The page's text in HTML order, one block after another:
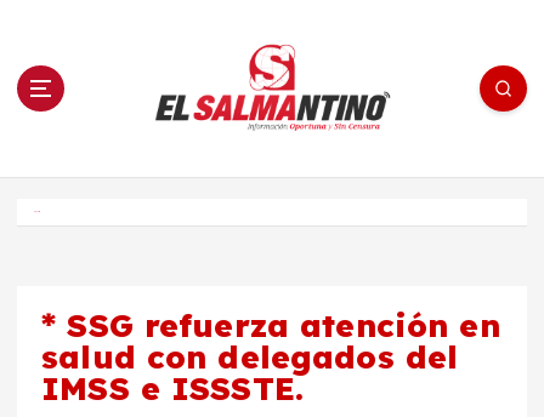
n El Salmantino - medios/noticias/editorial
* SSG refuerza atención en
salud con delegados del
IMSS e ISSSTE.